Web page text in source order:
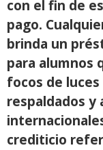
con el fin de
pago.
brinda un
para alumnos
focos de
respaldados y
crediticio